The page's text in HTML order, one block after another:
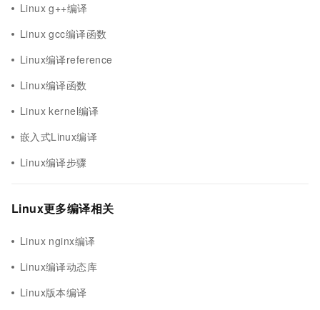
Linux g++编译
Linux gcc编译函数
Linux编译reference
Linux编译函数
Linux kernel编译
嵌入式Linux编译
Linux编译步骤
Linux更多编译相关
Linux nginx编译
Linux编译动态库
Linux版本编译